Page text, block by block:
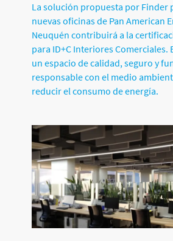
La solución propuesta por Finder
nuevas oficinas de Pan American
Neuquén contribuirá a la
para ID+C Interiores Comerciales.
un espacio de calidad, seguro y
responsable con el medio
reducir el consumo de energía.